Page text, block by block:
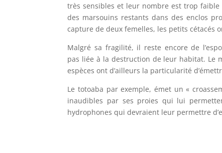
très sensibles et leur nombre est trop
des marsouins restants dans des enclos
capture de deux femelles, les petits cétacés
Malgré sa fragilité, il reste encore de
pas liée à la destruction de leur habitat. Le
espèces ont d’ailleurs la particularité
Le totoaba par exemple, émet un «
inaudibles par ses proies qui lui
hydrophones qui devraient leur permettre